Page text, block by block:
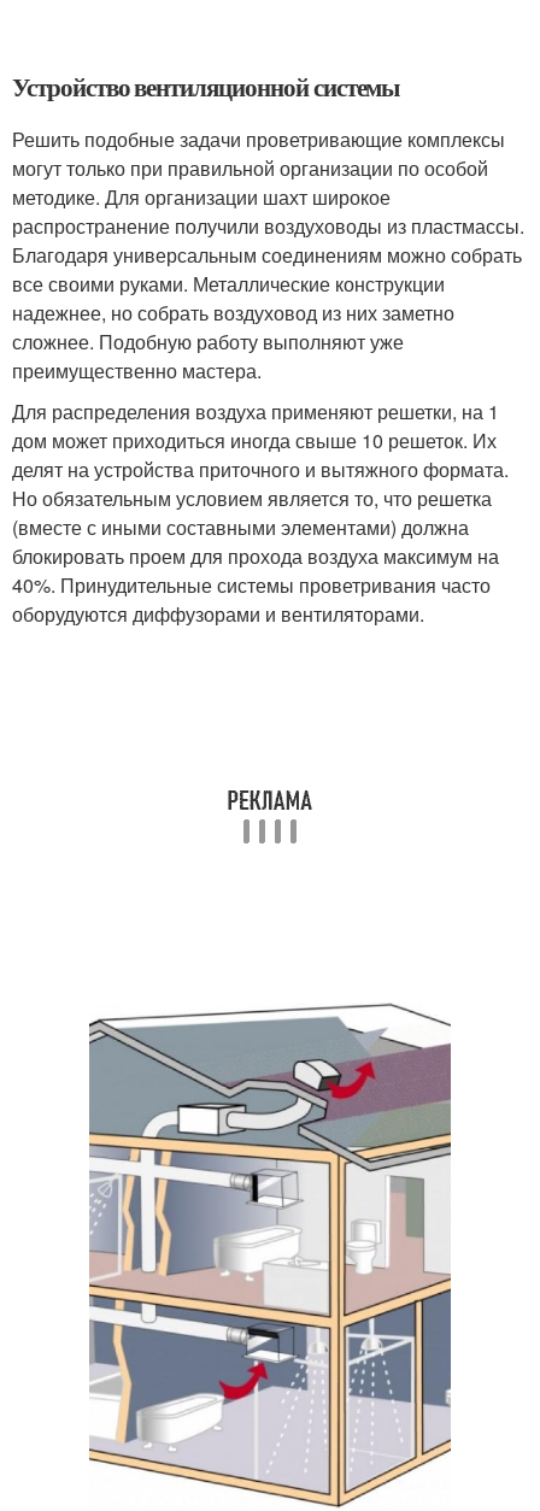
Устройство вентиляционной системы
Решить подобные задачи проветривающие комплексы
могут только при правильной организации по особой
методике. Для организации шахт широкое
распространение получили воздуховоды из пластмассы.
Благодаря универсальным соединениям можно собрать
все своими руками. Металлические конструкции
надежнее, но собрать воздуховод из них заметно
сложнее. Подобную работу выполняют уже
преимущественно мастера.
Для распределения воздуха применяют решетки, на 1
дом может приходиться иногда свыше 10 решеток. Их
делят на устройства приточного и вытяжного формата.
Но обязательным условием является то, что решетка
(вместе с иными составными элементами) должна
блокировать проем для прохода воздуха максимум на
40%. Принудительные системы проветривания часто
оборудуются диффузорами и вентиляторами.